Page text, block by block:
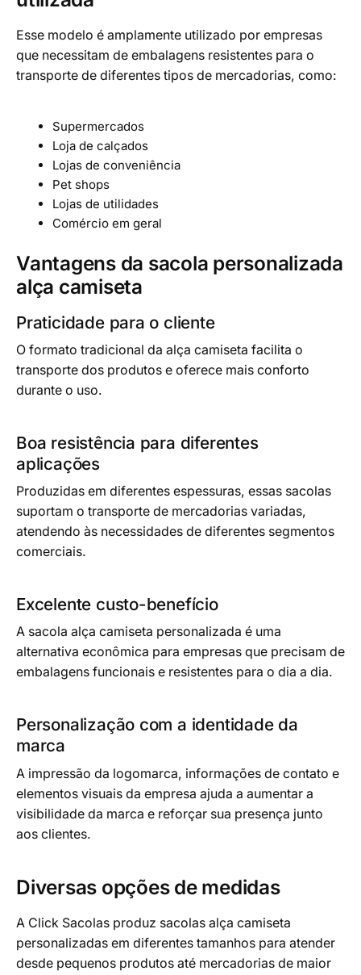
Esse modelo é amplamente utilizado por empresas
que necessitam de embalagens resistentes para o
transporte de diferentes tipos de mercadorias, como:
Supermercados
Loja de calçados
Lojas de conveniência
Pet shops
Lojas de utilidades
Comércio em geral
Vantagens da sacola personalizada
alça camiseta
Praticidade para o cliente
O formato tradicional da alça camiseta facilita o
transporte dos produtos e oferece mais conforto
durante o uso.
Boa resistência para diferentes
aplicações
Produzidas em diferentes espessuras, essas sacolas
suportam o transporte de mercadorias variadas,
atendendo às necessidades de diferentes segmentos
comerciais.
Excelente custo-benefício
A sacola alça camiseta personalizada é uma
alternativa econômica para empresas que precisam de
embalagens funcionais e resistentes para o dia a dia.
Personalização com a identidade da
marca
A impressão da logomarca, informações de contato e
elementos visuais da empresa ajuda a aumentar a
visibilidade da marca e reforçar sua presença junto
aos clientes.
Diversas opções de medidas
A Click Sacolas produz sacolas alça camiseta
personalizadas em diferentes tamanhos para atender
desde pequenos produtos até mercadorias de maior